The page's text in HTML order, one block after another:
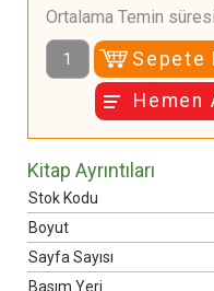
Ortalama Temin
Sepete
Hemen
Kitap Ayrıntıları
Stok Kodu
Boyut
Sayfa Sayısı
Basım Yeri